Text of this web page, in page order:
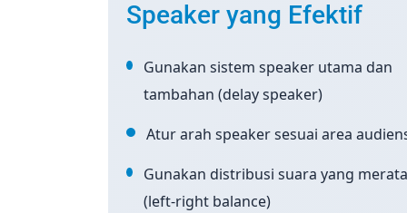
Speaker yang Efektif
Gunakan sistem speaker utama dan
tambahan (delay speaker)
Atur arah speaker sesuai area
Gunakan distribusi suara yang
(left-right balance)